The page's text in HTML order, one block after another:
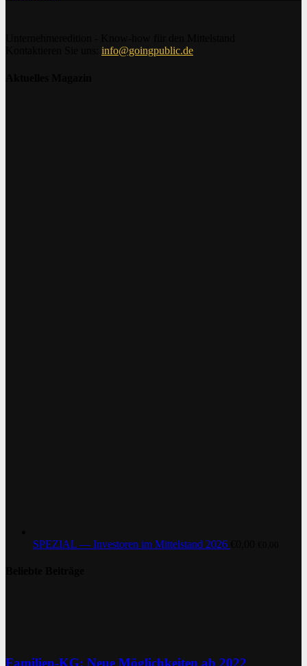
info@goingpublic.de
SPEZIAL — Investoren im Mittelstand 2026
Familien-KG: Neue Möglichkeiten ab 2022